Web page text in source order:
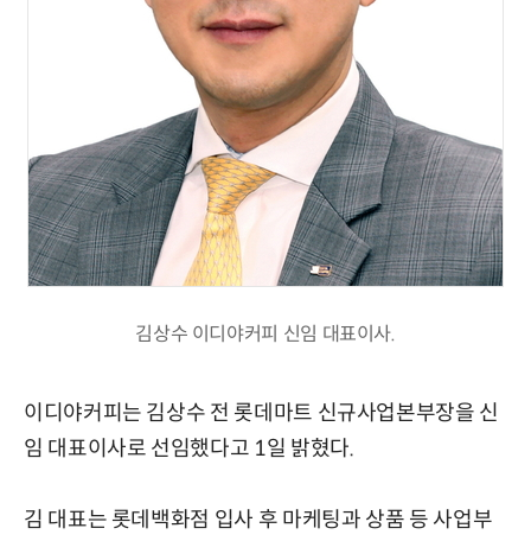
김상수 이디야커피 신임 대표이사.
이디야커피는 김상수 전 롯데마트 신규사업본부장을 신
임 대표이사로 선임했다고 1일 밝혔다.
김 대표는 롯데백화점 입사 후 마케팅과 상품 등 사업부